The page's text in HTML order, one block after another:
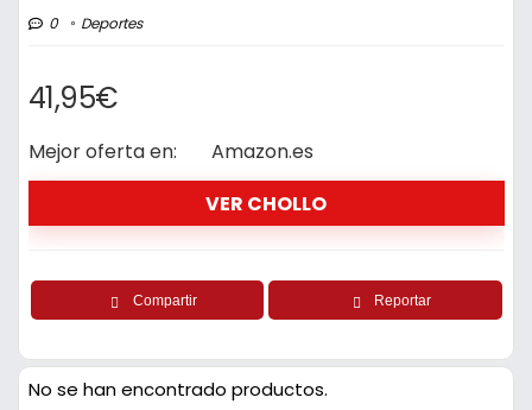
0 Deportes
41,95€
Mejor oferta en:
Amazon.es
VER CHOLLO
Compartir Reportar
No se han encontrado productos.